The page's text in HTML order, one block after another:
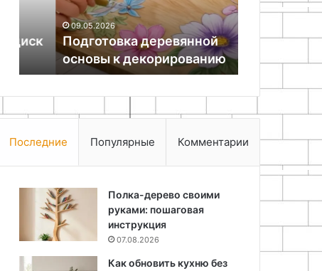
09.05.2026
Подготовка деревянной
основы к декорированию
компонентов
домашних
условиях
Как
из
домашних
Последние Популярные Комментарии
Полка-дерево своими
руками: пошаговая
инструкция
07.08.2026
Как обновить кухню без